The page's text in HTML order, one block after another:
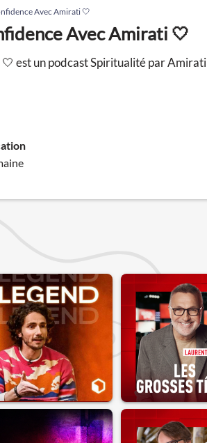
Avec Amirati 🤍
Avec Amirati 🤍
est un podcast Spiritualité par Amirati